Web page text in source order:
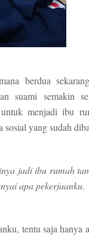
berdua
suami semakin
menjadi ibu
sosial yang sudah
jadi ibu rumah
apa pekerjaanku.
tentu saja hanya